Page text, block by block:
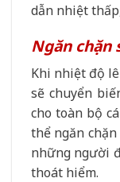
dẫn nhiệt
Ngăn
Khi nhiệt độ
sẽ chuyển
cho toàn bộ
thể ngăn
những người
thoát hiểm.